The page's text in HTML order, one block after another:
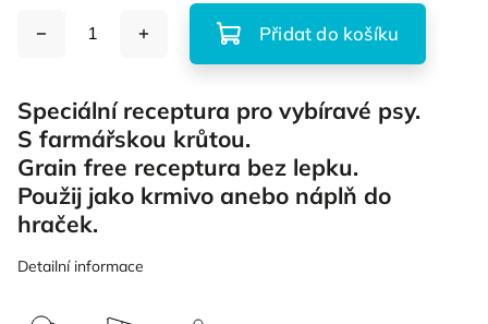
Přidat do košíku
Speciální receptura pro vybíravé psy.
S farmářskou krůtou.
Grain free receptura bez lepku.
Použij jako krmivo anebo náplň do
hraček.
Detailní informace